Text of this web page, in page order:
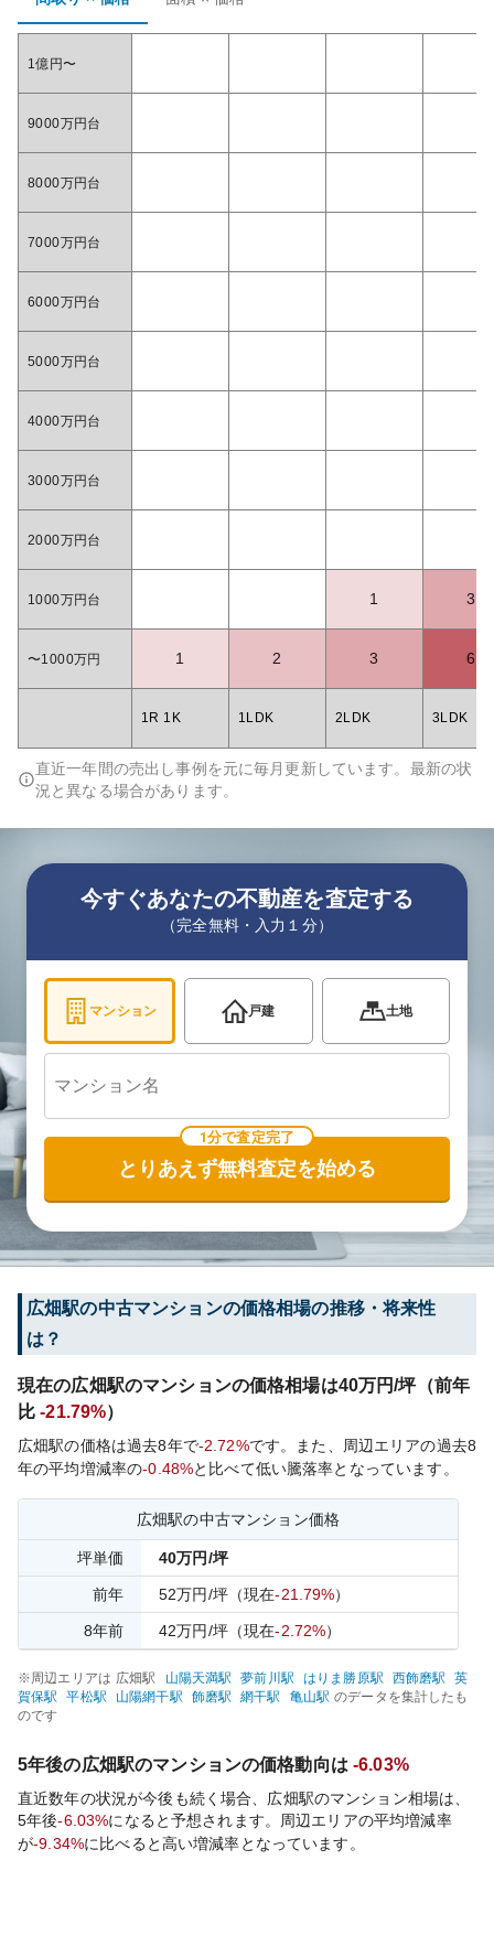
1億円〜
9000万円台
8000万円台
7000万円台
6000万円台
5000万円台
4000万円台
3000万円台
2000万円台
1000万円台 1 3
〜1000万円 1 2 3 6
1R 1K 1LDK 2LDK 3LDK
直近一年間の売出し事例を元に毎月更新しています。最新の状
況と異なる場合があります。
今すぐあなたの不動産を査定する
（完全無料・入力１分）
マンション 戸建 土地
1分で査定完了
とりあえず無料査定を始める
広畑駅の中古マンションの価格相場の推移・将来性
は？
現在の広畑駅のマンションの価格相場は40万円/坪（前年
比 -21.79%）
広畑駅の価格は過去8年で-2.72%です。 また、周辺エリアの過去8
年の平均増減率の-0.48%と比べて低い騰落率となっています。
広畑駅の中古マンション価格
坪単価 40万円/坪
前年 52万円/坪（現在-21.79%）
8年前 42万円/坪（現在-2.72%）
※周辺エリアは 広畑駅 山陽天満駅 夢前川駅 はりま勝原駅 西飾磨駅
英
賀保駅 平松駅 山陽網干駅 飾磨駅 網干駅 亀山駅 のデータを集計したも
のです
5年後の広畑駅のマンションの価格動向は -6.03%
直近数年の状況が今後も続く場合、 広畑駅のマンション相場は、
5年後-6.03%になると予想されます。周辺エリアの平均増減率
が-9.34%に比べると高い増減率となっています。